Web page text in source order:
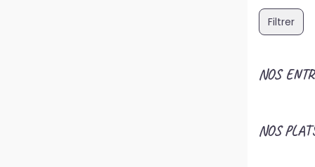
Filtrer
NOS
NOS